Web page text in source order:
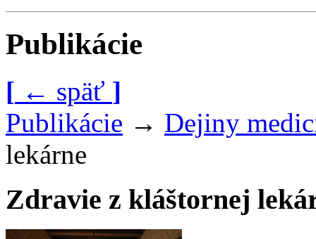
Publikácie
[ ← späť ]
Publikácie → Dejiny
lekárne
Zdravie z kláštornej